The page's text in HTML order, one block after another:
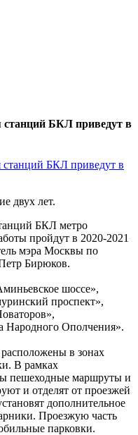
станций БКЛ приведут в
двух лет.
БКЛ метро
пройдут в 2020-2021
мэра Москвы по
Бирюков.
шоссе»,
проспект»,
Народного Ополчения».
в зонах
В рамках
пешеходные маршруты и
и отделят от проезжей
дополнительное
Проезжую часть
парковки.